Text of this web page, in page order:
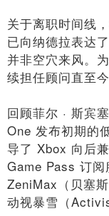
关于离职时间线
已向纳德拉表达
并非空穴来风。
续担任顾问直至今
回顾菲尔 · 斯宾
One 发布初期的
导了 Xbox 向后
Game Pass 订阅
ZeniMax（贝塞
动视暴雪（